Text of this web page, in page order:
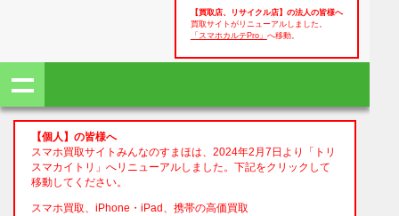
【買取店、リサイクル店】の法人の皆様へ
買取サイトがリニューアルしました。
「スマホカルテPro」 へ移動。
【個人】の皆様へ
スマホ買取サイトみんなのすまほは、2024年2月7日より「トリ
スマカイトリ」へリニューアルしました。下記をクリックして
移動してください。
スマホ買取、iPhone・iPad、携帯の高価買取